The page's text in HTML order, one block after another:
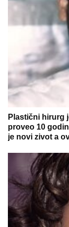
Plastični hirurg
proveo 10
je novi zivot a